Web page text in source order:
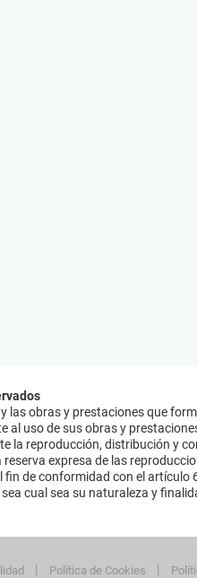
obras y prestaciones que
uso de sus obras y
la reproducción, distribución y
expresa de las
de conformidad con el artículo
cual sea su naturaleza y
Política de Cookies